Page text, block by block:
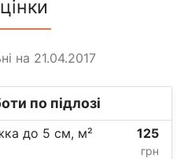
на 21.04.2017
по підлозі
до 5 см, м² 125
грн